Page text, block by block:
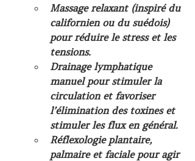
Massage relaxant (inspiré du
californien ou du suédois)
pour réduire le stress et les
tensions.
Drainage lymphatique
manuel pour stimuler la
circulation et favoriser
l’élimination des toxines et
stimuler les flux en général.
Réflexologie plantaire,
palmaire et faciale pour agir